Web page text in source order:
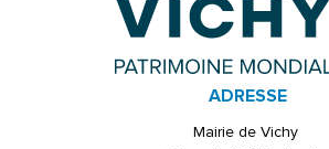
ADRESSE
Mairie de Vichy